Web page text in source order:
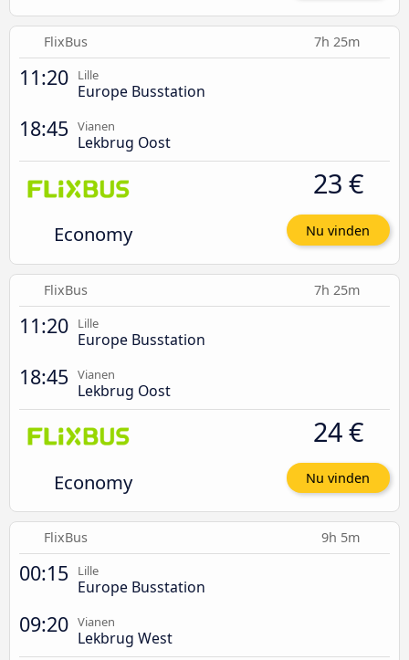
FlixBus 7h 25m
11:20 Lille
Europe Busstation
18:45 Vianen
Lekbrug Oost
Economy
23 €
Nu vinden
FlixBus 7h 25m
11:20 Lille
Europe Busstation
18:45 Vianen
Lekbrug Oost
Economy
24 €
Nu vinden
FlixBus 9h 5m
00:15 Lille
Europe Busstation
09:20 Vianen
Lekbrug West